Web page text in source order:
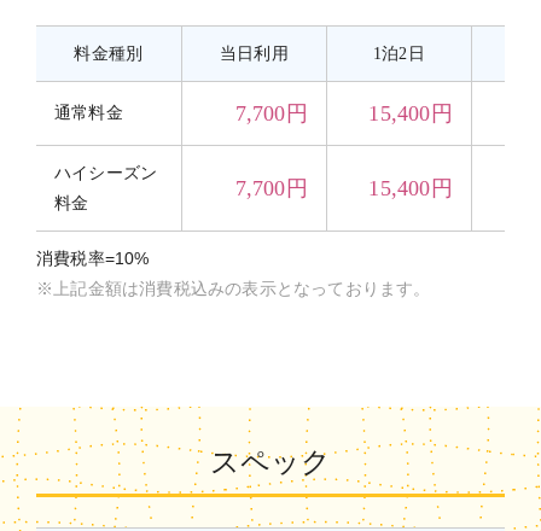
料金種別 当日利用 1泊2日
通常料金 7,700円 15,400円
ハイシーズン
料金
7,700円 15,400円
消費税率=10%
※上記金額は消費税込みの表示となっております。
スペック